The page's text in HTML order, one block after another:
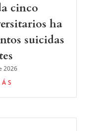
cinco
ha
suicidas
2026